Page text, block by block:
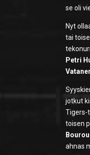
se oli
Nyt
tai
Petri
jotkut
Tigers-
toisen
ahnas